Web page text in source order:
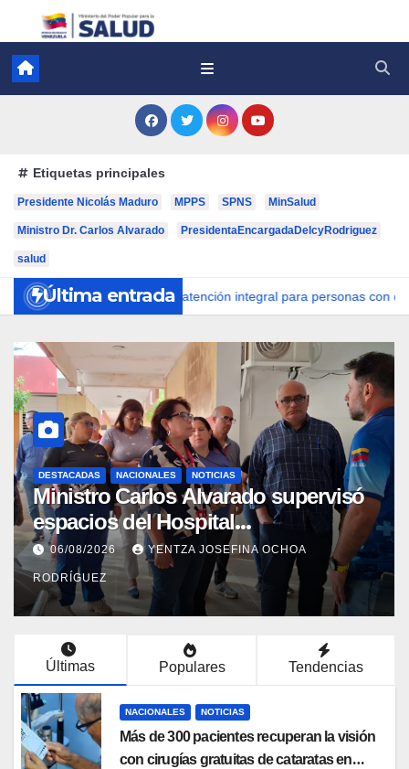
Etiquetas principales
Presidente Nicolás Maduro MPPS SPNS MinSalud
Ministro Dr. Carlos Alvarado PresidentaEncargadaDelcyRodriguez
salud
Última entrada
despliega atención integral para personas con discapacidad en
DESTACADAS NACIONALES NOTICIAS
Ministro Carlos Alvarado supervisó
espacios del Hospital
Dermatológico Dr. Martín Vegas en
La Guaira
06/08/2026 YENTZA JOSEFINA OCHOA
RODRÍGUEZ
Últimas Populares Tendencias
NACIONALES NOTICIAS
Más de 300 pacientes recuperan la visión
con cirugías gratuitas de cataratas en